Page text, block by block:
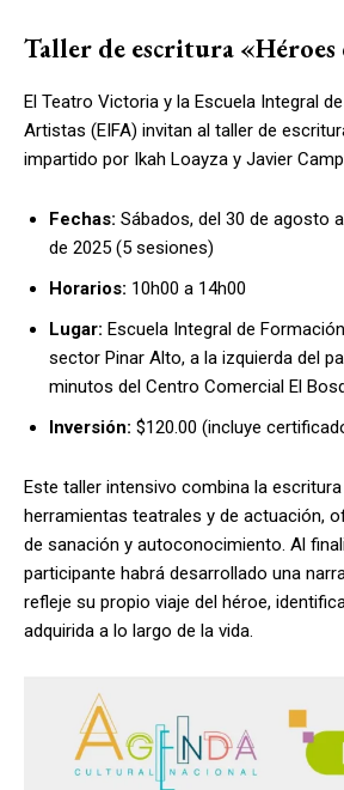
Taller de escritura «Héroes
El Teatro Victoria y la Escuela Integral
Artistas (EIFA) invitan al taller de
impartido por Ikah Loayza y Javier
Fechas: Sábados, del 30 de agosto
de 2025 (5 sesiones)
Horarios: 10h00 a 14h00
Lugar: Escuela Integral de
sector Pinar Alto, a la izquierda del
minutos del Centro Comercial El
Inversión: $120.00 (incluye
Este taller intensivo combina la
herramientas teatrales y de actuación,
de sanación y autoconocimiento. Al
participante habrá desarrollado una
refleje su propio viaje del héroe,
adquirida a lo largo de la vida.